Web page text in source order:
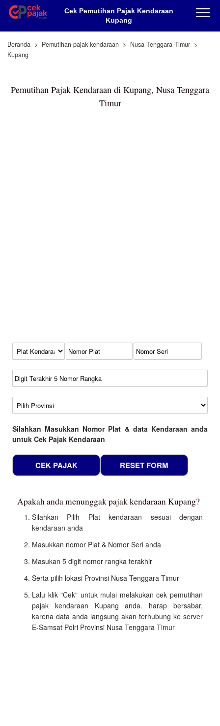
Cek Pemutihan Pajak Kendaraan
Kupang
Beranda Pemutihan pajak kendaraan
Nusa Tenggara Timur
Kupang
Pemutihan Pajak Kendaraan di Kupang, Nusa Tenggara
Timur
Kode Plat Kendaraan
No Plat
No Seri
No Rangka
Wilayah
Silahkan Masukkan Nomor Plat & data Kendaraan anda
untuk Cek Pajak Kendaraan
Apakah anda menunggak pajak kendaraan Kupang?
Silahkan Pilih Plat kendaraan sesuai dengan
kendaraan anda
Masukkan nomor Plat & Nomor Seri anda
Masukan 5 digit nomor rangka terakhir
Serta pilih lokasi Provinsi Nusa Tenggara Timur
Lalu klik "Cek" untuk mulai melakukan cek pemutihan
pajak kendaraan Kupang anda. harap bersabar,
karena data anda langsung akan terhubung ke server
E-Samsat Polri Provinsi Nusa Tenggara Timur